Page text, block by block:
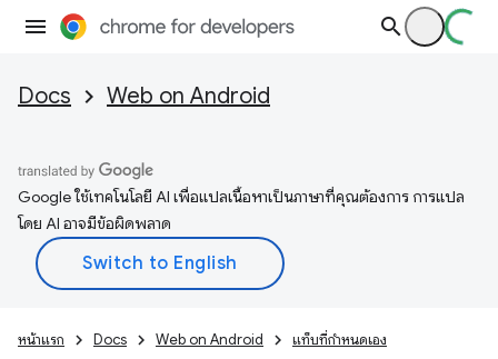
Docs Web on Android
Google ใช้เทคโนโลยี AI เพื่อแปลเนื้อหาเป็นภาษาที่คุณต้องการ การแปล
โดย AI อาจมีข้อผิดพลาด
หน้าแรก Docs Web on Android แท็บที่กำหนดเอง